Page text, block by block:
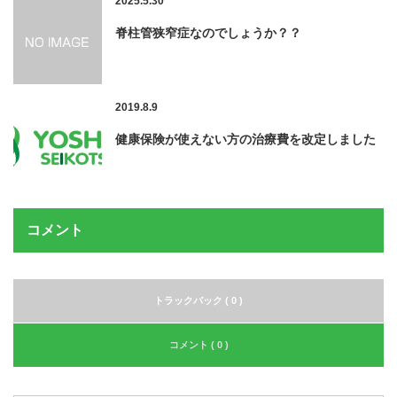
脊柱管狭窄症なのでしょうか？？
2019.8.9
健康保険が使えない方の治療費を改定しました
コメント
トラックバック ( 0 )
コメント ( 0 )